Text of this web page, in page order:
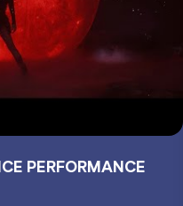
PERFORMANCE